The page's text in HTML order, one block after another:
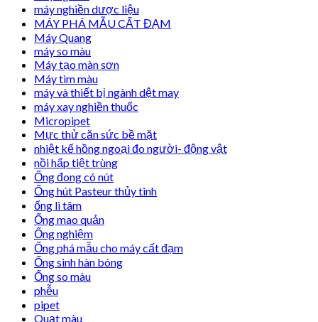
máy nghiền dược liệu
MÁY PHÁ MẪU CẤT ĐẠM
Máy Quang
máy so màu
Máy tạo màn sơn
Máy tìm màu
máy và thiết bị ngành dệt may
máy xay nghiền thuốc
Micropipet
Mực thử căn sức bề mặt
nhiệt kế hồng ngoại đo người- động vật
nồi hấp tiệt trùng
Ống đong có nút
Ống hút Pasteur thủy tinh
ống li tâm
Ống mao quản
Ống nghiệm
Ống phá mẫu cho máy cất đạm
Ống sinh hàn bóng
Ống so màu
phễu
pipet
Quạt màu